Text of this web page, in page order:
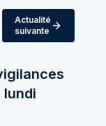
Actualité
suivante
lundi